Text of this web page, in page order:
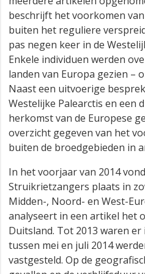
beschrijft het voorkomen
buiten het reguliere
pas negen keer in de
Enkele individuen werden
landen van Europa gezien –
Naast een uitvoerige
Westelijke Palearctis en een
herkomst van de Europese
overzicht gegeven van het
buiten de broedgebieden in
In het voorjaar van 2014
Struikrietzangers plaats in
Midden-, Noord- en West-
analyseert in een artikel het
Duitsland. Tot 2013 waren
tussen mei en juli 2014
vastgesteld. Op de